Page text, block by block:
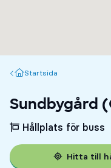
Startsida
Startsida
Sundbygård
Hållplats för buss
Hitta till